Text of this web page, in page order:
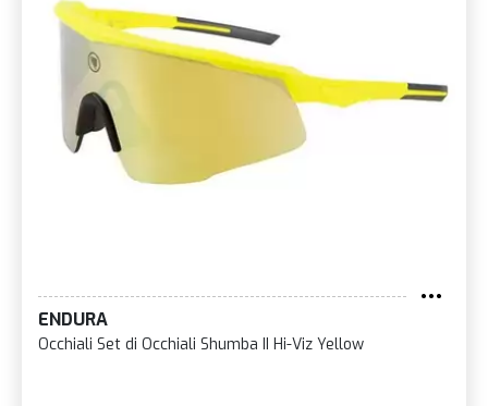
ENDURA
Occhiali Set di Occhiali Shumba II Hi-Viz Yellow